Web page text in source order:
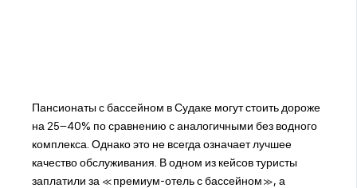
Пансионаты с бассейном в Судаке могут стоить дороже
на 25–40% по сравнению с аналогичными без водного
комплекса. Однако это не всегда означает лучшее
качество обслуживания. В одном из кейсов туристы
заплатили за «премиум-отель с бассейном», а